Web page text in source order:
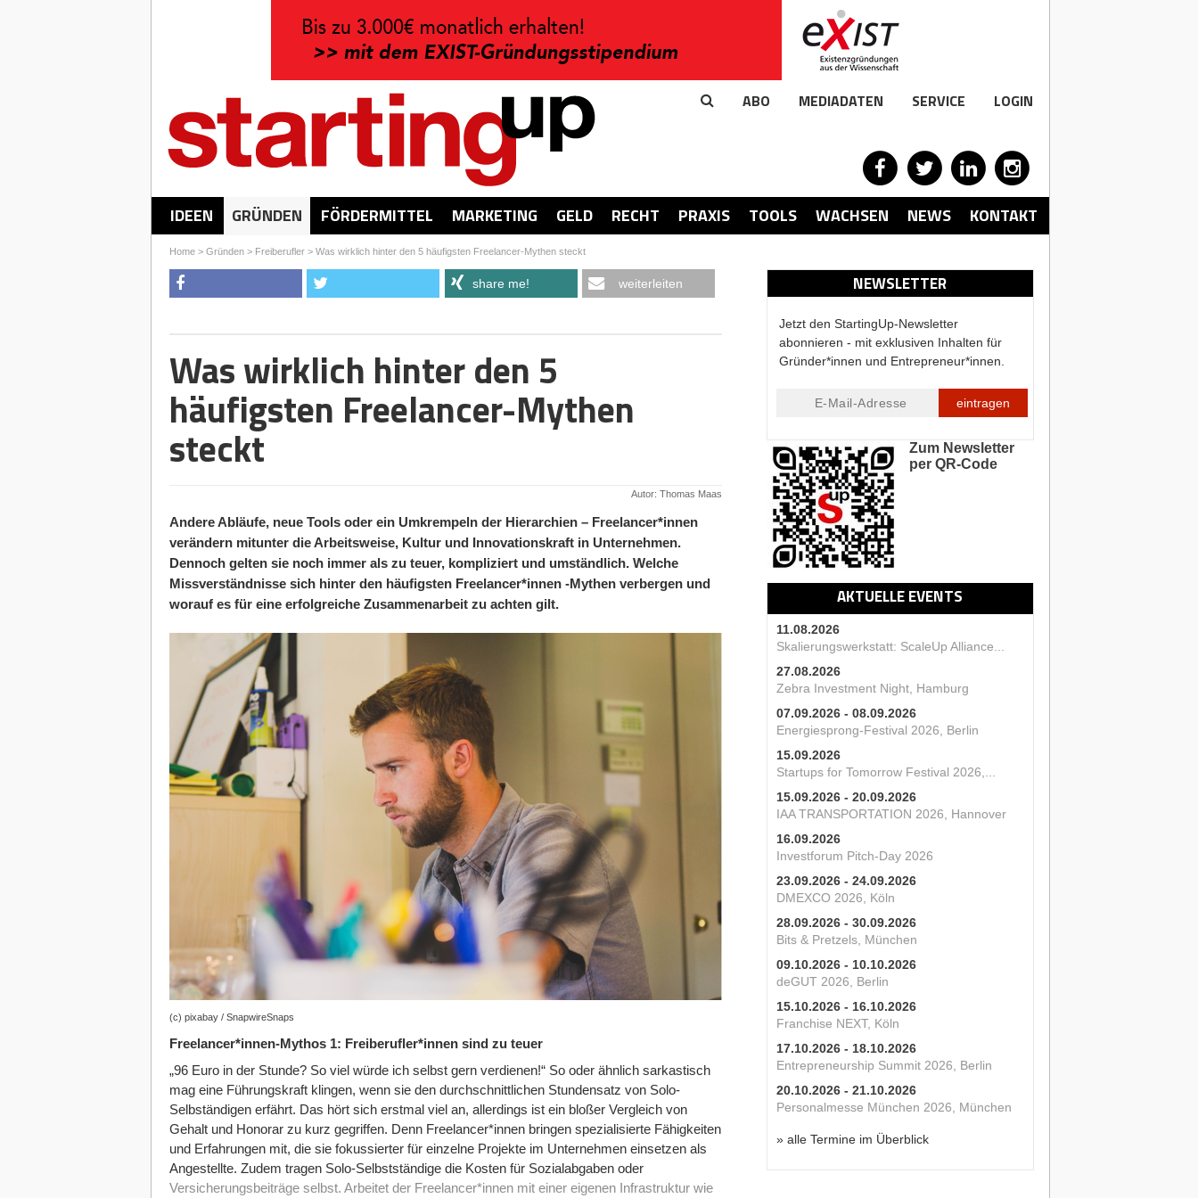
ABO MEDIADATEN SERVICE LOGIN
IDEEN GRÜNDEN FÖRDERMITTEL MARKETING GELD RECHT PRAXIS TOOLS WACHSEN NEWS KONTAKT
Home> Gründen> Freiberufler> Was wirklich hinter den 5 häufigsten Freelancer-Mythen steckt
NEWSLETTER
Jetzt den StartingUp-Newsletter
abonnieren - mit exklusiven Inhalten für
Gründer*innen und Entrepreneur*innen.
eintragen
Zum Newsletter
per QR-Code
AKTUELLE EVENTS
11.08.2026
Skalierungswerkstatt: ScaleUp Alliance...
27.08.2026
Zebra Investment Night, Hamburg
07.09.2026 - 08.09.2026
Energiesprong-Festival 2026, Berlin
15.09.2026
Startups for Tomorrow Festival 2026,...
15.09.2026 - 20.09.2026
IAA TRANSPORTATION 2026, Hannover
16.09.2026
Investforum Pitch-Day 2026
23.09.2026 - 24.09.2026
DMEXCO 2026, Köln
28.09.2026 - 30.09.2026
Bits & Pretzels, München
09.10.2026 - 10.10.2026
deGUT 2026, Berlin
15.10.2026 - 16.10.2026
Franchise NEXT, Köln
17.10.2026 - 18.10.2026
Entrepreneurship Summit 2026, Berlin
20.10.2026 - 21.10.2026
Personalmesse München 2026, München
» alle Termine im Überblick
share me! weiterleiten
Was wirklich hinter den 5
häufigsten Freelancer-Mythen
steckt
Autor: Thomas Maas
Andere Abläufe, neue Tools oder ein Umkrempeln der Hierarchien – Freelancer*innen
verändern mitunter die Arbeitsweise, Kultur und Innovationskraft in Unternehmen.
Dennoch gelten sie noch immer als zu teuer, kompliziert und umständlich. Welche
Missverständnisse sich hinter den häufigsten Freelancer*innen -Mythen verbergen und
worauf es für eine erfolgreiche Zusammenarbeit zu achten gilt.
(c) pixabay / SnapwireSnaps
Freelancer*innen-Mythos 1: Freiberufler*innen sind zu teuer
„96 Euro in der Stunde? So viel würde ich selbst gern verdienen!“ So oder ähnlich sarkastisch
mag eine Führungskraft klingen, wenn sie den durchschnittlichen Stundensatz von Solo-
Selbständigen erfährt. Das hört sich erstmal viel an, allerdings ist ein bloßer Vergleich von
Gehalt und Honorar zu kurz gegriffen. Denn Freelancer*innen bringen spezialisierte Fähigkeiten
und Erfahrungen mit, die sie fokussierter für einzelne Projekte im Unternehmen einsetzen als
Angestellte. Zudem tragen Solo-Selbstständige die Kosten für Sozialabgaben oder
Versicherungsbeiträge selbst. Arbeitet der Freelancer*innen mit einer eigenen Infrastruktur wie